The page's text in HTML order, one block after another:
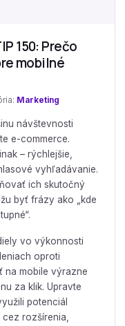
150: Prečo
mobilné
Marketing
návštevnosti
e-commerce.
– rýchlejšie,
vyhľadávanie.
ich skutočný
byť frázy ako „kde
vo výkonnosti
oproti
na mobile výrazne
za klik. Upravte
potenciál
rozšírenia,